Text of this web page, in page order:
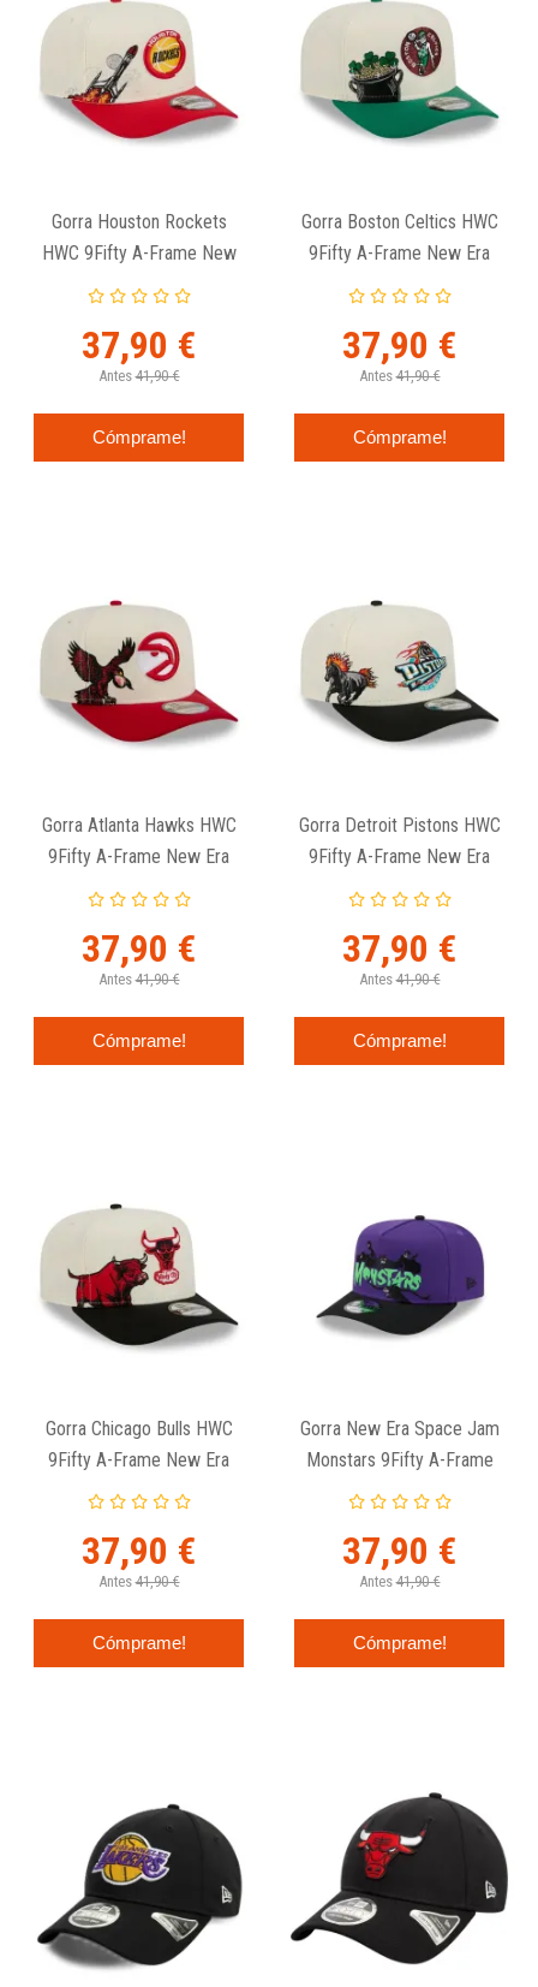
Gorra Houston Rockets
HWC 9Fifty A-Frame New
Era
37,90 €
Antes 41,90 €
Cómprame!
Gorra Boston Celtics HWC
9Fifty A-Frame New Era
37,90 €
Antes 41,90 €
Cómprame!
Gorra Atlanta Hawks HWC
9Fifty A-Frame New Era
37,90 €
Antes 41,90 €
Cómprame!
Gorra Detroit Pistons HWC
9Fifty A-Frame New Era
37,90 €
Antes 41,90 €
Cómprame!
Gorra Chicago Bulls HWC
9Fifty A-Frame New Era
37,90 €
Antes 41,90 €
Cómprame!
Gorra New Era Space Jam
Monstars 9Fifty A-Frame
37,90 €
Antes 41,90 €
Cómprame!